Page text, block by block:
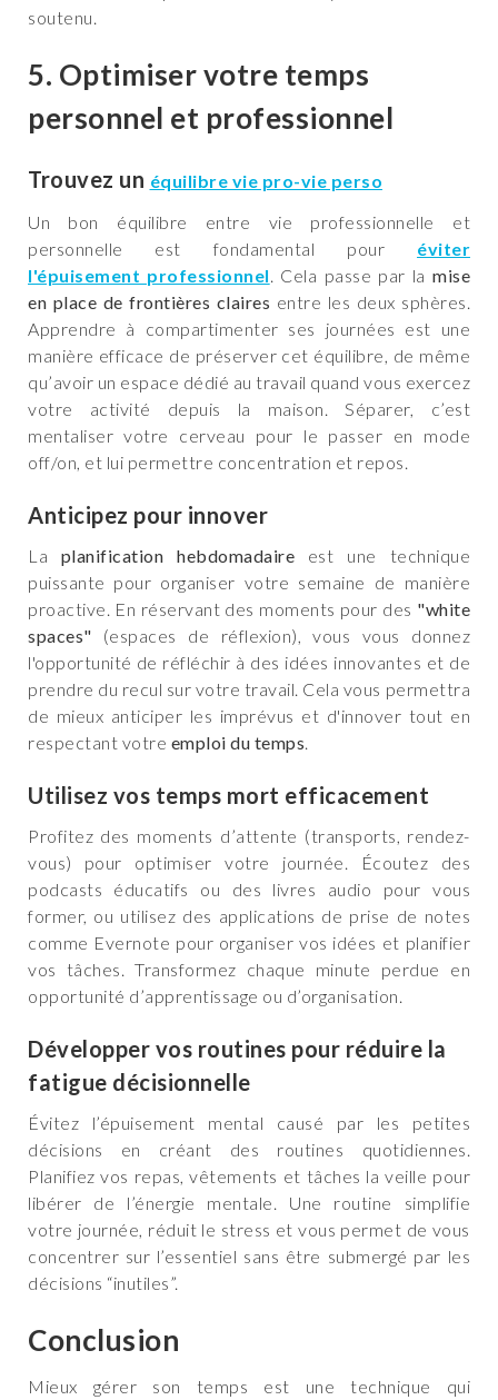
soutenu.
5. Optimiser votre temps
personnel et professionnel
Trouvez un équilibre vie pro-vie perso
Un bon équilibre entre vie professionnelle et
personnelle est fondamental pour éviter
l'épuisement professionnel. Cela passe par lamise
en place de frontières claires entre les deux sphères.
Apprendre à compartimenter ses journées est une
manière efficace de préserver cet équilibre, de même
qu’avoir un espace dédié au travail quand vous exercez
votre activité depuis la maison. Séparer, c’est
mentaliser votre cerveau pour le passer en mode
off/on, et lui permettre concentration et repos.
Anticipez pour innover
La planification hebdomadaire est une technique
puissante pour organiser votre semaine de manière
proactive. En réservant des moments pour des "white
spaces" (espaces de réflexion), vous vous donnez
l'opportunité de réfléchir à des idées innovantes et de
prendre du recul sur votre travail. Cela vous permettra
de mieux anticiper les imprévus et d'innover tout en
respectant votre emploi du temps.
Utilisez vos temps mort efficacement
Profitez des moments d’attente (transports, rendez-
vous) pour optimiser votre journée. Écoutez des
podcasts éducatifs ou des livres audio pour vous
former, ou utilisez des applications de prise de notes
comme Evernote pour organiser vos idées et planifier
vos tâches. Transformez chaque minute perdue en
opportunité d’apprentissage ou d’organisation.
Développer vos routines pour réduire la
fatigue décisionnelle
Évitez l’épuisement mental causé par les petites
décisions en créant des routines quotidiennes.
Planifiez vos repas, vêtements et tâches la veille pour
libérer de l’énergie mentale. Une routine simplifie
votre journée, réduit le stress et vous permet de vous
concentrer sur l’essentiel sans être submergé par les
décisions “inutiles”.
Conclusion
Mieux gérer son temps est une technique qui